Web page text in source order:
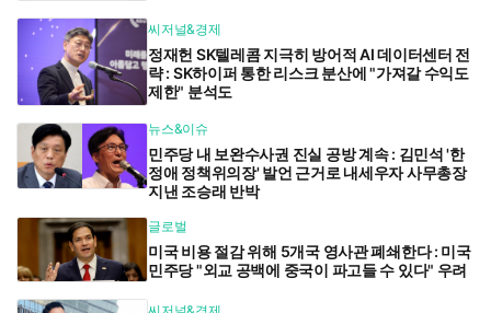
씨저널&경제
정재헌 SK텔레콤 지극히 방어적 AI 데이터센터 전
략 : SK하이퍼 통한 리스크 분산에 "가져갈 수익도
제한" 분석도
뉴스&이슈
민주당 내 보완수사권 진실 공방 계속 : 김민석 '한
정애 정책위의장' 발언 근거로 내세우자 사무총장
지낸 조승래 반박
글로벌
미국 비용 절감 위해 5개국 영사관 폐쇄한다 : 미국
민주당 "외교 공백에 중국이 파고들 수 있다" 우려